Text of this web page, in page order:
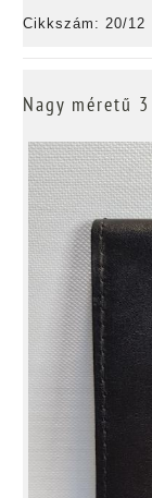
Cikkszám: 20/12
Nagy méretű